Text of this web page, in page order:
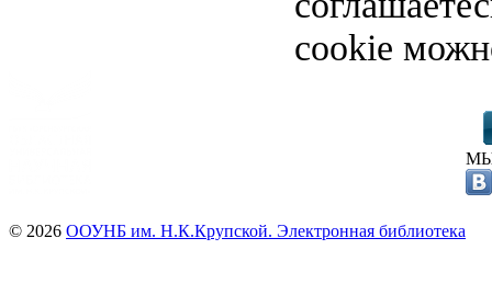
cookie
© 2026 ООУНБ им. Н.К.Крупской. Электронная библиотека